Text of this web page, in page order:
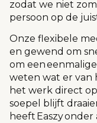
zodat we niet
persoon op de
Onze flexibele
en gewend om
om een
weten wat er van
het werk direct
soepel blijft
heeft Easzy